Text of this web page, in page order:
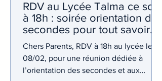
RDV au Lycée Talma ce soir
à 18h : soirée orientation des
secondes pour tout savoir
sur les spécialités à choisir
en 1ère !
Chers Parents, RDV à 18h au lycée le
08/02, pour une réunion dédiée à
l’orientation des secondes et aux